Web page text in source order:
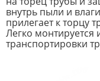
внутрь пыли и
прилегает к торцу
Легко монтируется
транспортировки